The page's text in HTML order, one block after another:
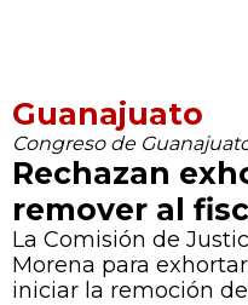
Guanajuato
Congreso de
Rechazan
remover al
La Comisión de
Morena para
iniciar la remoción